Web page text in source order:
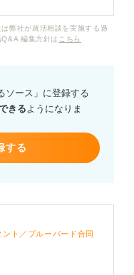
弊社が就活相談を実施する過
編集方針は こちら
ソース」に登録する
きるようになりま
する
ト／ブルーバード合同